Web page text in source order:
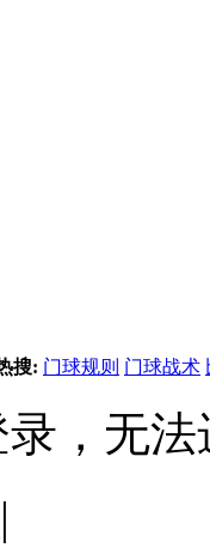
搜: 门球规则 门球战术
，无
|